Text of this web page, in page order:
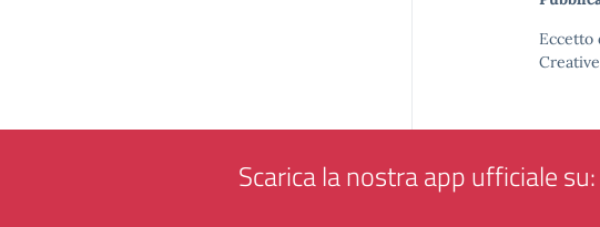
Eccetto
Scarica la nostra app ufficiale su: